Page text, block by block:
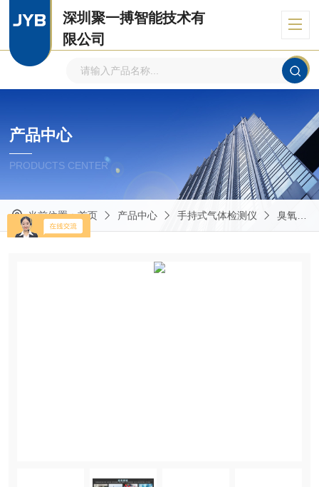
深圳聚一搏智能技术有
限公司
产品中心
PRODUCTS CENTER
当前位置：首页 产品中心 手持式气体检测仪 臭氧检测仪